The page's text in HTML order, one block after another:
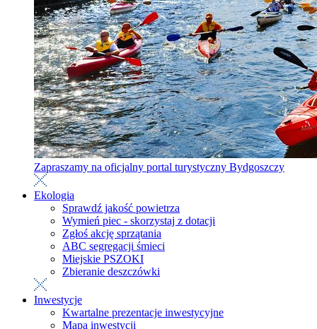
Zapraszamy na oficjalny portal turystyczny Bydgoszczy
Ekologia
Sprawdź jakość powietrza
Wymień piec - skorzystaj z dotacji
Zgłoś akcję sprzątania
ABC segregacji śmieci
Miejskie PSZOKI
Zbieranie deszczówki
Inwestycje
Kwartalne prezentacje inwestycyjne
Mapa inwestycji